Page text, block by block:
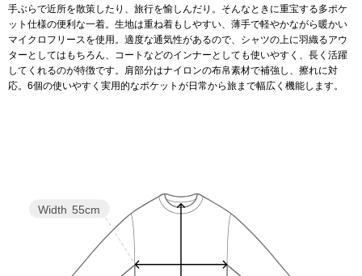
スーツケース
その他
手ぶらで近所を散策したり、旅行を愉しんだり。そんなときに重宝する多ポケ
ット仕様の便利な一着。生地は重ね着もしやすい、薄手で軽やかながら暖かい
マイクロフリースを使用。適度な通気性があるので、シャツの上に羽織るアウ
ターとしてはもちろん、コートなどのインナーとしても使いやすく、長く活躍
してくれるのが特徴です。肩部分はナイロンの布帛素材で補強し、擦れに対
応。6個の使いやすく実用的なポケットが日常から旅まで幅広く機能します。
Width 55cm